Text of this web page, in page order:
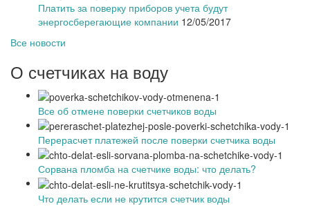
Платить за поверку приборов учета будут
энергосберегающие компании 12/05/2017
Все новости
О счетчиках на воду
Все об отмене поверки счетчиков воды
Перерасчет платежей после поверки счетчика воды
Сорвана пломба на счетчике воды: что делать?
Что делать если не крутится счетчик воды